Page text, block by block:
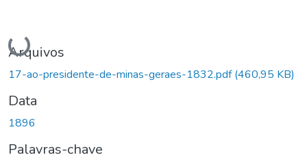
Carregando...
Arquivos
17-ao-presidente-de-minas-geraes-1832.pdf(460,95 KB)
Data
1896
Palavras-chave